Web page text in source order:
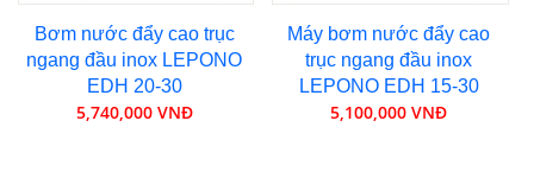
Bơm nước đẩy cao trục
ngang đầu inox LEPONO
EDH 20-30
5,740,000 VNĐ
Máy bơm nước đẩy cao
trục ngang đầu inox
LEPONO EDH 15-30
5,100,000 VNĐ